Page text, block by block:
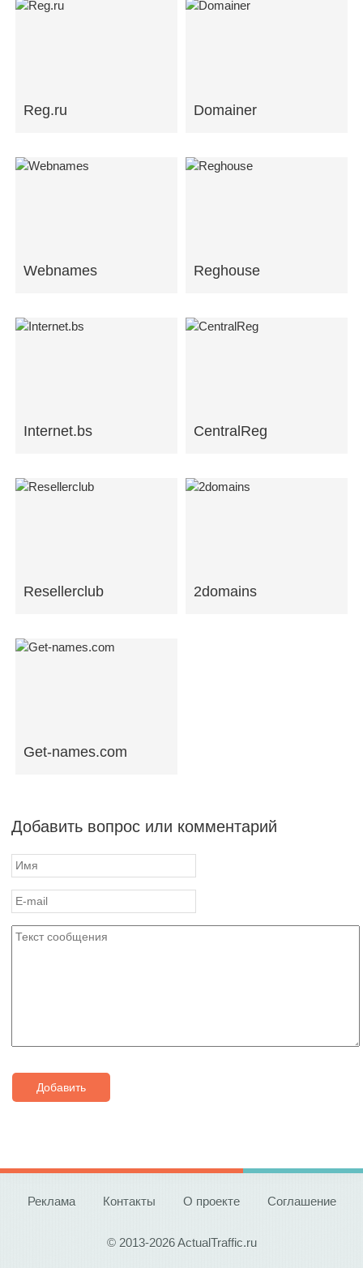
Reg.ru Domainer
Webnames Reghouse
Internet.bs CentralReg
Resellerclub 2domains
Get-names.com
Добавить вопрос или комментарий
Добавить
Реклама Контакты О проекте Соглашение
© 2013-2026 ActualTraffic.ru